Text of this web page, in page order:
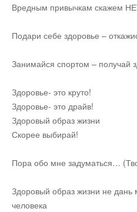
Вредным привычкам скажем
Подари себе здоровье –
Занимайся спортом – получай
Здоровье- это круто!
Здоровье- это драйв!
Здоровый образ жизни
Скорее выбирай!
Пора обо мне задуматься…
Здоровый образ жизни не
человека